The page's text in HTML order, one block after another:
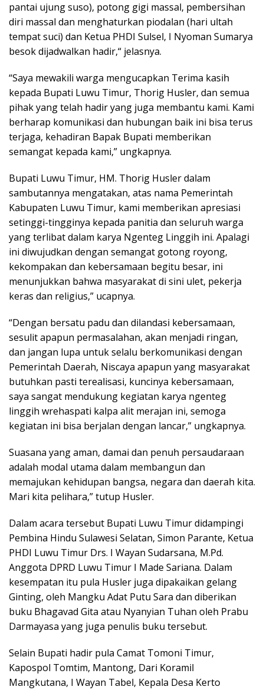
pantai ujung suso), potong gigi massal, pembersihan
diri massal dan menghaturkan piodalan (hari ultah
tempat suci) dan Ketua PHDI Sulsel, I Nyoman Sumarya
besok dijadwalkan hadir,“ jelasnya.
“Saya mewakili warga mengucapkan Terima kasih
kepada Bupati Luwu Timur, Thorig Husler, dan semua
pihak yang telah hadir yang juga membantu kami. Kami
berharap komunikasi dan hubungan baik ini bisa terus
terjaga, kehadiran Bapak Bupati memberikan
semangat kepada kami,” ungkapnya.
Bupati Luwu Timur, HM. Thorig Husler dalam
sambutannya mengatakan, atas nama Pemerintah
Kabupaten Luwu Timur, kami memberikan apresiasi
setinggi-tingginya kepada panitia dan seluruh warga
yang terlibat dalam karya Ngenteg Linggih ini. Apalagi
ini diwujudkan dengan semangat gotong royong,
kekompakan dan kebersamaan begitu besar, ini
menunjukkan bahwa masyarakat di sini ulet, pekerja
keras dan religius,” ucapnya.
“Dengan bersatu padu dan dilandasi kebersamaan,
sesulit apapun permasalahan, akan menjadi ringan,
dan jangan lupa untuk selalu berkomunikasi dengan
Pemerintah Daerah, Niscaya apapun yang masyarakat
butuhkan pasti terealisasi, kuncinya kebersamaan,
saya sangat mendukung kegiatan karya ngenteg
linggih wrehaspati kalpa alit merajan ini, semoga
kegiatan ini bisa berjalan dengan lancar,” ungkapnya.
Suasana yang aman, damai dan penuh persaudaraan
adalah modal utama dalam membangun dan
memajukan kehidupan bangsa, negara dan daerah kita.
Mari kita pelihara,” tutup Husler.
Dalam acara tersebut Bupati Luwu Timur didampingi
Pembina Hindu Sulawesi Selatan, Simon Parante, Ketua
PHDI Luwu Timur Drs. I Wayan Sudarsana, M.Pd.
Anggota DPRD Luwu Timur I Made Sariana. Dalam
kesempatan itu pula Husler juga dipakaikan gelang
Ginting, oleh Mangku Adat Putu Sara dan diberikan
buku Bhagavad Gita atau Nyanyian Tuhan oleh Prabu
Darmayasa yang juga penulis buku tersebut.
Selain Bupati hadir pula Camat Tomoni Timur,
Kapospol Tomtim, Mantong, Dari Koramil
Mangkutana, I Wayan Tabel, Kepala Desa Kerto